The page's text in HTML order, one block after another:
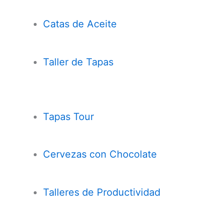
Catas de Aceite
Taller de Tapas
Tapas Tour
Cervezas con Chocolate
Talleres de Productividad